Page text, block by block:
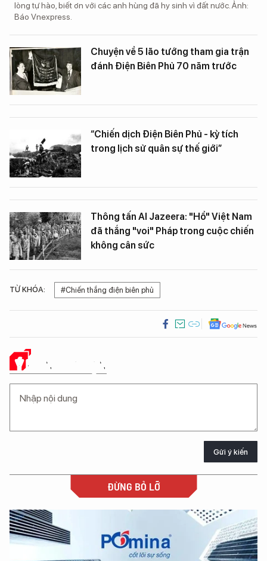
lòng tự hào, biết ơn với các anh hùng đã hy sinh vì đất nước. Ảnh:
Báo Vnexpress.
Chuyện về 5 lão tướng tham gia trận
đánh Điện Biên Phủ 70 năm trước
“Chiến dịch Điện Biên Phủ - kỳ tích
trong lịch sử quân sự thế giới”
Thông tấn Al Jazeera: "Hổ" Việt Nam
đã thắng "voi" Pháp trong cuộc chiến
không cân sức
TỪ KHÓA: #Chiến thắng điện biên phủ
Ý KIẾN CỦA BẠN
Gửi ý kiến
ĐỪNG BỎ LỠ